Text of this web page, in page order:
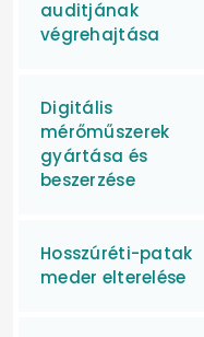
auditjának
végrehajtása
Digitális
mérőműszerek
gyártása és
beszerzése
Hosszúréti-patak
meder elterelése